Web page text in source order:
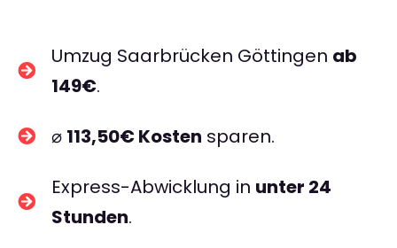
Umzug Saarbrücken Göttingen ab
149€.
⌀ 113,50€ Kosten sparen.
Express-Abwicklung in unter 24
Stunden.